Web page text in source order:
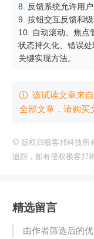
8. 反馈系统允许用
9. 按钮交互反馈和级
10. 自动滚动、焦点
状态持久化、错误
关键实现方法。
 该试读文章来
全部文章，请购买
© 版权归极客邦科技所
追踪，如有侵权极客邦
精选留言
由作者筛选后的